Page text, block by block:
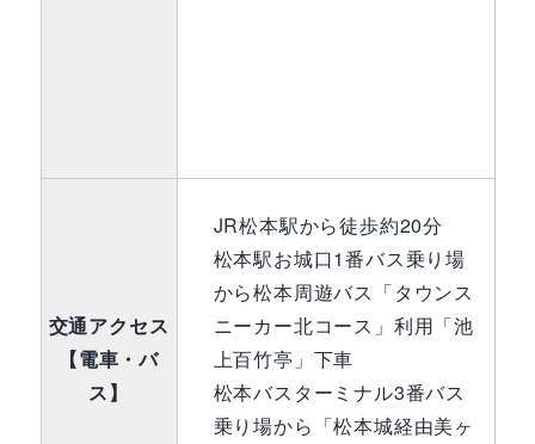
交通アクセス
【電車・バ
ス】
JR松本駅から徒歩約20分
松本駅お城口1番バス乗り場
から松本周遊バス「タウンス
ニーカー北コース」利用「池
上百竹亭」下車
松本バスターミナル3番バス
乗り場から「松本城経由美ヶ